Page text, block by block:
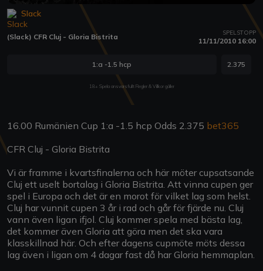
Slack
(Slack) CFR Cluj - Gloria Bistrita SPELSTOPP
11/11/2010 16:00
1:a -1.5 hcp 2.375
18+ Spela ansvarsfullt Regler & Villkor gäller
16.00 Rumänien Cup 1:a -1.5 hcp Odds 2.375 bet365
CFR Cluj - Gloria Bistrita
Vi är framme i kvartsfinalerna och här möter cupsatsande
Cluj ett uselt bortalag i Gloria Bistrita. Att vinna cupen ger
spel i Europa och det är en morot för vilket lag som helst.
Cluj har vunnit cupen 3 år i rad och går för fjärde nu. Cluj
vann även ligan ifjol. Cluj kommer spela med bästa lag,
det kommer även Gloria att göra men det ska vara
klasskillnad här. Och efter dagens cupmöte möts dessa
lag även i ligan om 4 dagar fast då har Gloria hemmaplan.